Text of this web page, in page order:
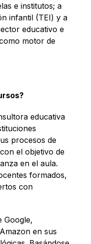
e institutos; a
infantil (TEI) y a
educativo e
motor de
educativa
procesos de
el objetivo de
en el aula.
formados,
con
Google,
en sus